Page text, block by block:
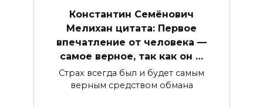
Константин Семёнович
Мелихан цитата: Первое
впечатление от человека —
самое верное, так как он …
Страх всегда был и будет самым
верным средством обмана